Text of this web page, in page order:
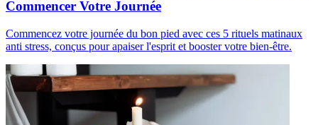
Commencer Votre Journée
Commencez votre journée du bon pied avec ces 5 rituels matinaux
anti stress, conçus pour apaiser l'esprit et booster votre bien-être.